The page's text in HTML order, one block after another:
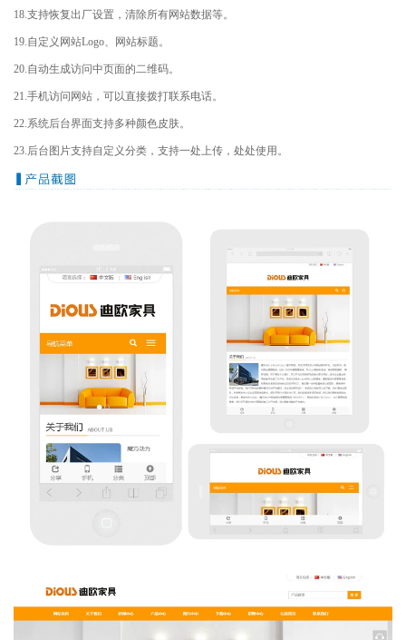
18.支持恢复出厂设置，清除所有网站数据等。
19.自定义网站Logo、网站标题。
20.自动生成访问中页面的二维码。
21.手机访问网站，可以直接拨打联系电话。
22.系统后台界面支持多种颜色皮肤。
23.后台图片支持自定义分类，支持一处上传，处处使用。